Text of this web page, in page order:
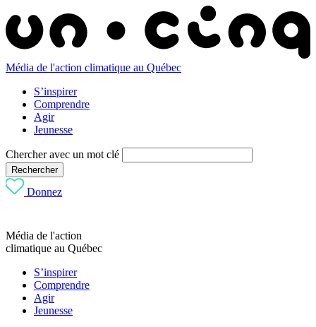
Média de l'action climatique au Québec
S’inspirer
Comprendre
Agir
Jeunesse
Chercher avec un mot clé
Rechercher
Donnez
Média de l'action
climatique au Québec
S’inspirer
Comprendre
Agir
Jeunesse